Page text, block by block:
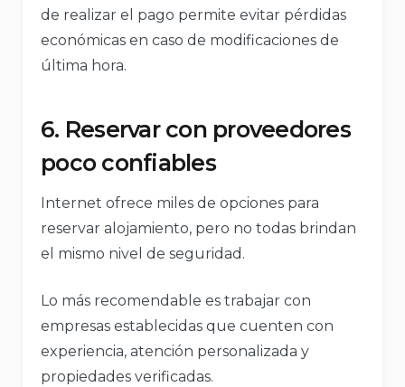
de realizar el pago permite evitar pérdidas
económicas en caso de modificaciones de
última hora.
6. Reservar con proveedores
poco confiables
Internet ofrece miles de opciones para
reservar alojamiento, pero no todas brindan
el mismo nivel de seguridad.
Lo más recomendable es trabajar con
empresas establecidas que cuenten con
experiencia, atención personalizada y
propiedades verificadas.